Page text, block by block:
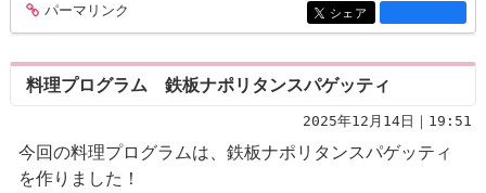
entry1362
パーマリンク entry1362
シェア
料理プログラム 鉄板ナポリタンスパゲッティ
2025年12月14日｜19:51
今回の料理プログラムは、鉄板ナポリタンスパゲッティ
を作りました！